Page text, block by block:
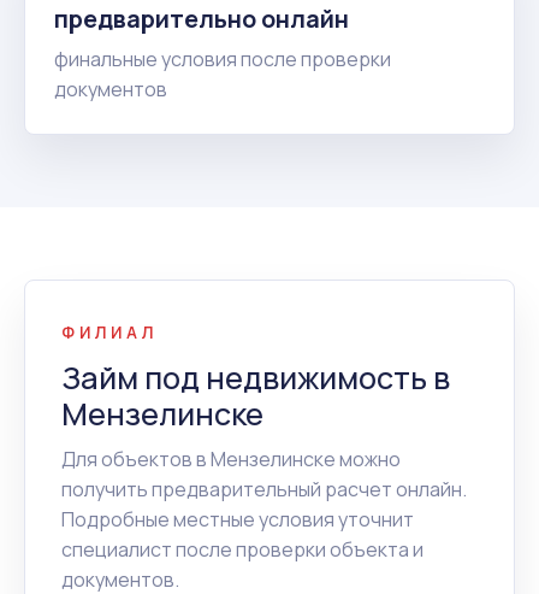
предварительно онлайн
финальные условия после проверки
документов
ФИЛИАЛ
Займ под недвижимость в
Мензелинске
Для объектов в Мензелинске можно
получить предварительный расчет онлайн.
Подробные местные условия уточнит
специалист после проверки объекта и
документов.